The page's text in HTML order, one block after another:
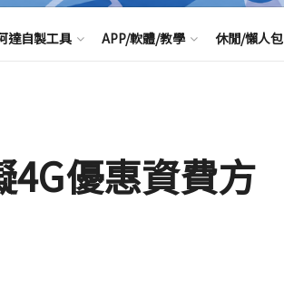
達自製工具 APP/軟體/教學 休閒/懶人包
4G優惠資費方